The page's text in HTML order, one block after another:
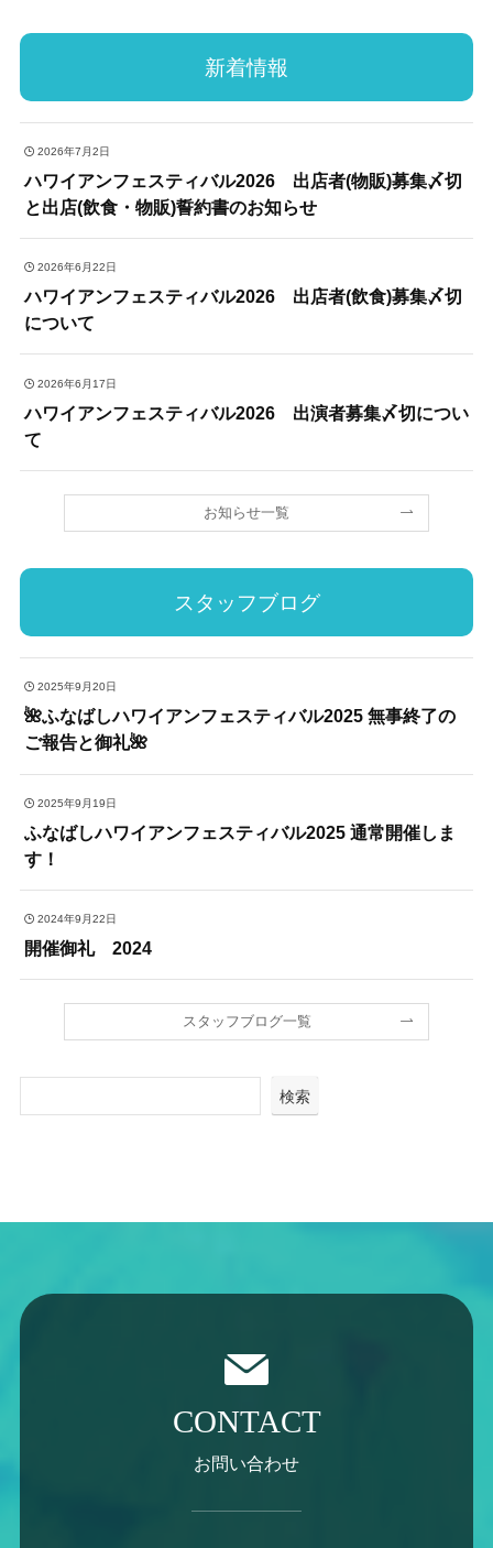
新着情報
2026年7月2日
ハワイアンフェスティバル2026 出店者(物販)募集〆切
と出店(飲食・物販)誓約書のお知らせ
2026年6月22日
ハワイアンフェスティバル2026 出店者(飲食)募集〆切
について
2026年6月17日
ハワイアンフェスティバル2026 出演者募集〆切につい
て
お知らせ一覧
スタッフブログ
2025年9月20日
🌺ふなばしハワイアンフェスティバル2025 無事終了の
ご報告と御礼🌺
2025年9月19日
ふなばしハワイアンフェスティバル2025 通常開催しま
す！
2024年9月22日
開催御礼 2024
スタッフブログ一覧
検索
CONTACT
お問い合わせ